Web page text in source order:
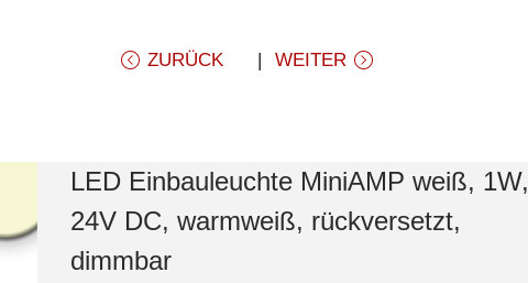
ZURÜCK WEITER
LED Einbauleuchte MiniAMP weiß, 1W,
24V DC, warmweiß, rückversetzt,
dimmbar